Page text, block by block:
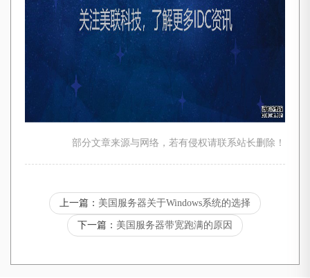
部分文章来源与网络，若有侵权请联系站长删除！
上一篇： 美国服务器关于Windows系统的选择
下一篇： 美国服务器带宽跑满的原因